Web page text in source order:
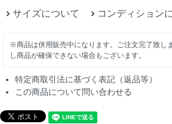
サイズについて コンディション
※商品は併用販売中になります。ご注文完了致し
し商品が確保できない場合もございます。
特定商取引法に基づく表記（返品等）
この商品について問い合わせる